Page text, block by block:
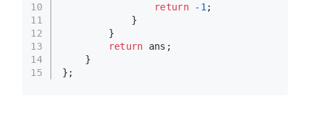
10
11
12
13
14
15
return
-1 ;
            }
        }
return ans;
    }
};